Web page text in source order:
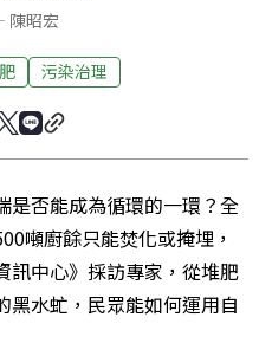
陳昭宏
污染治理
是否能成為循環的一環？全
噸廚餘只能焚化或掩埋，
訊中心》採訪專家，從堆肥
黑水虻，民眾能如何運用自